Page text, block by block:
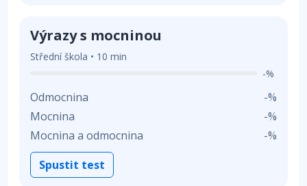
Výrazy s mocninou
Střední škola • 10 min
-%
Odmocnina
-%
Mocnina
-%
Mocnina a odmocnina
-%
Spustit test